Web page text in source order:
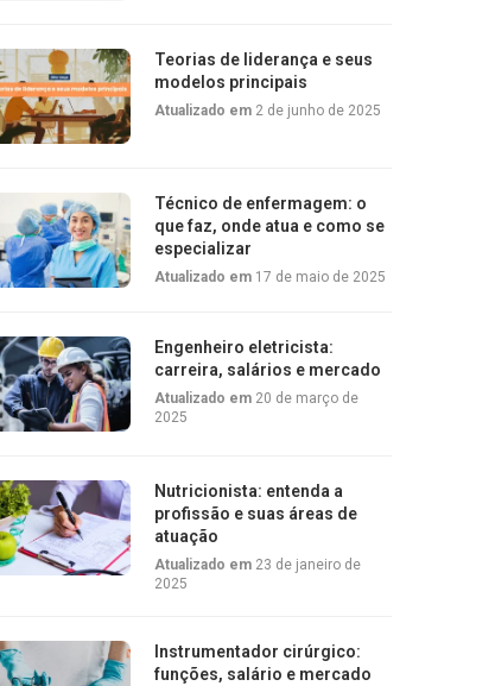
Teorias de liderança e seus
modelos principais
Atualizado em 2 de junho de 2025
Técnico de enfermagem: o
que faz, onde atua e como se
especializar
Atualizado em 17 de maio de 2025
Engenheiro eletricista:
carreira, salários e mercado
Atualizado em 20 de março de
2025
Nutricionista: entenda a
profissão e suas áreas de
atuação
Atualizado em 23 de janeiro de
2025
Instrumentador cirúrgico:
funções, salário e mercado